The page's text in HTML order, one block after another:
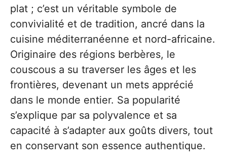
plat ; c’est un véritable symbole de
convivialité et de tradition, ancré dans la
cuisine méditerranéenne et nord-africaine.
Originaire des régions berbères, le
couscous a su traverser les âges et les
frontières, devenant un mets apprécié
dans le monde entier. Sa popularité
s’explique par sa polyvalence et sa
capacité à s’adapter aux goûts divers, tout
en conservant son essence authentique.